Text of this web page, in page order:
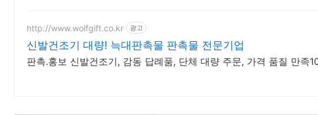
http://www.wolfgift.co.kr 광고
신발건조기 대량! 늑대판촉물 판촉물 전문기업
판촉.홍보 신발건조기, 감동 답례품, 단체 대량 주문, 가격 품질 만족